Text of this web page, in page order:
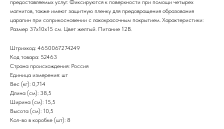
предоставляемых услуг. Фиксируются к поверхности при помощи четырех
магнитов, также имеют защитную пленку для предовращения образования
царапин при соприкосновении с лакокрасочным покрытием. Характеристики:
Размер 37х10х15 см. Цвет желтый. Питание 12В.
Штрихкод: 4650067274249
Код товара: 52463
Страна происхождения: Россия
Единица измерения: шт
Вес (кг): 0,714
Длина (см): 38,5
Ширина (см): 15,5
Высота (см): 10,5
Кол-во в коробке (шт): 8